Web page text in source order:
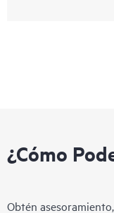
¿Cómo
Obtén